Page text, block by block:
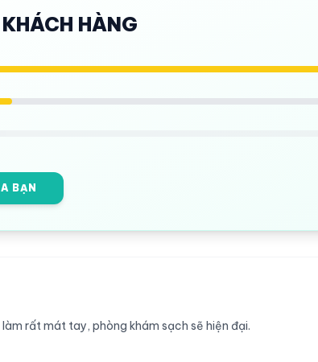
HÀNG
BẠN
làm rất mát tay, phòng khám sạch sẽ hiện đại.